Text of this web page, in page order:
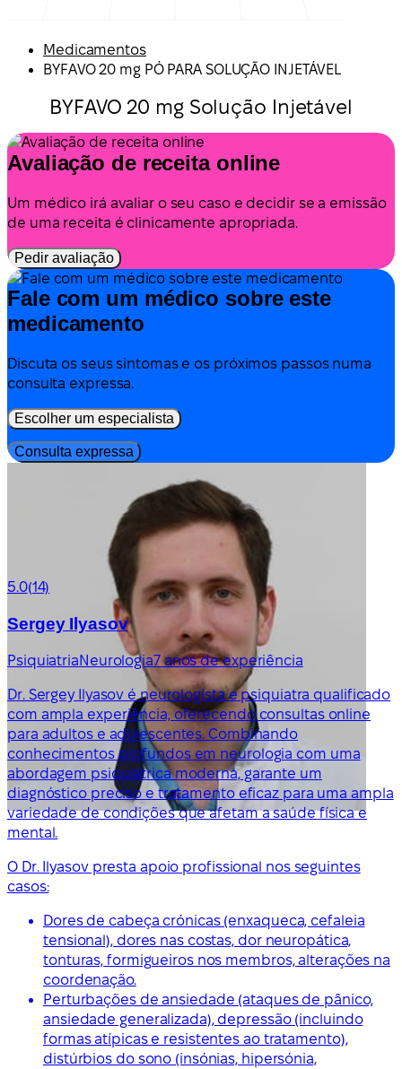
Medicamentos
BYFAVO 20 mg PÓ PARA SOLUÇÃO INJETÁVEL
BYFAVO 20 mg Solução Injetável
Avaliação de receita online
Um médico irá avaliar o seu caso e decidir se a emissão
de uma receita é clinicamente apropriada.
Pedir avaliação
Fale com um médico sobre este
medicamento
Discuta os seus sintomas e os próximos passos numa
consulta expressa.
Escolher um especialista
Consulta expressa
5.0(14)
Sergey Ilyasov
PsiquiatriaNeurologia7 anos de experiência
Dr. Sergey Ilyasov é neurologista e psiquiatra qualificado
com ampla experiência, oferecendo consultas online
para adultos e adolescentes. Combinando
conhecimentos profundos em neurologia com uma
abordagem psiquiátrica moderna, garante um
diagnóstico preciso e tratamento eficaz para uma ampla
variedade de condições que afetam a saúde física e
mental.
O Dr. Ilyasov presta apoio profissional nos seguintes
casos:
Dores de cabeça crónicas (enxaqueca, cefaleia
tensional), dores nas costas, dor neuropática,
tonturas, formigueiros nos membros, alterações na
coordenação.
Perturbações de ansiedade (ataques de pânico,
ansiedade generalizada), depressão (incluindo
formas atípicas e resistentes ao tratamento),
distúrbios do sono (insónias, hipersónia,